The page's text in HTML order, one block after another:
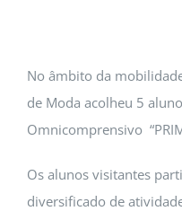
No âmbito da
de Moda acolheu 5
Omnicomprensivo
Os alunos visitantes
diversificado de